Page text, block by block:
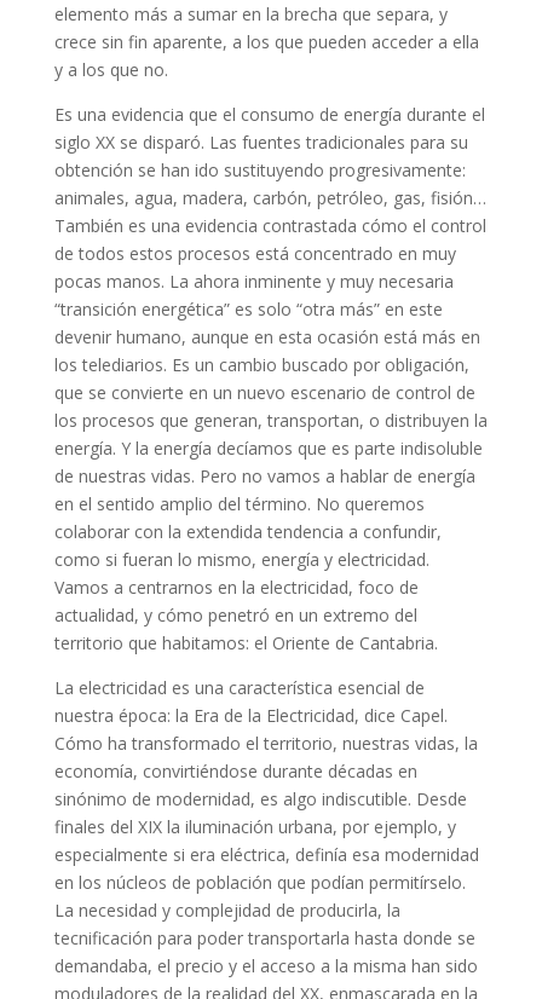
elemento más a sumar en la brecha que separa, y
crece sin fin aparente, a los que pueden acceder a ella
y a los que no.
Es una evidencia que el consumo de energía durante el
siglo XX se disparó. Las fuentes tradicionales para su
obtención se han ido sustituyendo progresivamente:
animales, agua, madera, carbón, petróleo, gas, fisión…
También es una evidencia contrastada cómo el control
de todos estos procesos está concentrado en muy
pocas manos. La ahora inminente y muy necesaria
“transición energética” es solo “otra más” en este
devenir humano, aunque en esta ocasión está más en
los telediarios. Es un cambio buscado por obligación,
que se convierte en un nuevo escenario de control de
los procesos que generan, transportan, o distribuyen la
energía. Y la energía decíamos que es parte indisoluble
de nuestras vidas. Pero no vamos a hablar de energía
en el sentido amplio del término. No queremos
colaborar con la extendida tendencia a confundir,
como si fueran lo mismo, energía y electricidad.
Vamos a centrarnos en la electricidad, foco de
actualidad, y cómo penetró en un extremo del
territorio que habitamos: el Oriente de Cantabria.
La electricidad es una característica esencial de
nuestra época: la Era de la Electricidad, dice Capel.
Cómo ha transformado el territorio, nuestras vidas, la
economía, convirtiéndose durante décadas en
sinónimo de modernidad, es algo indiscutible. Desde
finales del XIX la iluminación urbana, por ejemplo, y
especialmente si era eléctrica, definía esa modernidad
en los núcleos de población que podían permitírselo.
La necesidad y complejidad de producirla, la
tecnificación para poder transportarla hasta donde se
demandaba, el precio y el acceso a la misma han sido
moduladores de la realidad del XX, enmascarada en la